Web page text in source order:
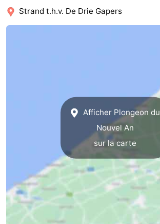
Blankenberge
-
Oostduinkerke
-
Koksijde
Strand t.h.v. De Drie Gapers
Afficher Plongeon du
Nouvel An
sur la carte